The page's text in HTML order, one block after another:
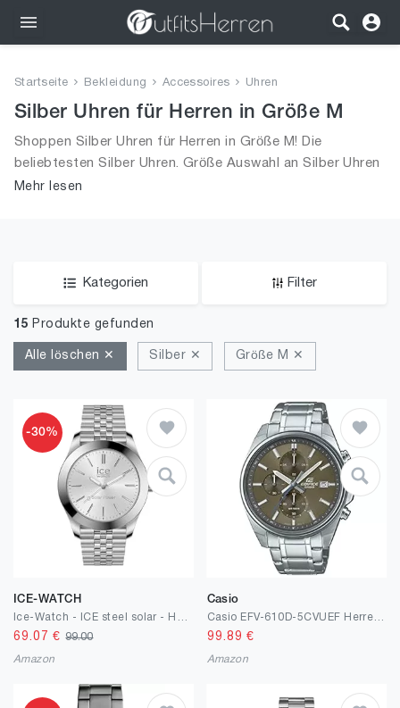
Bekleidung
Wäsche
Schuhe
Startseite Bekleidung Accessoires Uhren
Silber Uhren für Herren in Größe M
Shoppen Silber Uhren für Herren in Größe M! Die
beliebtesten Silber Uhren. Größe Auswahl an Silber Uhren
in Größe M und alle Trends aus 2026 für Männer!
Mehr lesen
Kategorien Filter
15 Produkte gefunden
Alle löschen ✕ Silber ✕ Größe M ✕
-30%
ICE-WATCH
69.07 €99.00
Amazon
Casio
99.89 €
Amazon